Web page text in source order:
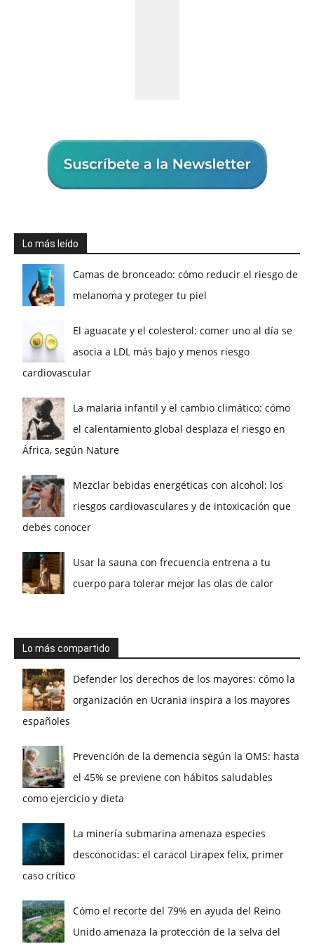
Lo más leído
Camas de bronceado: cómo reducir el riesgo de
melanoma y proteger tu piel
El aguacate y el colesterol: comer uno al día se
asocia a LDL más bajo y menos riesgo
cardiovascular
La malaria infantil y el cambio climático: cómo
el calentamiento global desplaza el riesgo en
África, según Nature
Mezclar bebidas energéticas con alcohol: los
riesgos cardiovasculares y de intoxicación que
debes conocer
Usar la sauna con frecuencia entrena a tu
cuerpo para tolerar mejor las olas de calor
Lo más compartido
Defender los derechos de los mayores: cómo la
organización en Ucrania inspira a los mayores
españoles
Prevención de la demencia según la OMS: hasta
el 45% se previene con hábitos saludables
como ejercicio y dieta
La minería submarina amenaza especies
desconocidas: el caracol Lirapex felix, primer
caso crítico
Cómo el recorte del 79% en ayuda del Reino
Unido amenaza la protección de la selva del